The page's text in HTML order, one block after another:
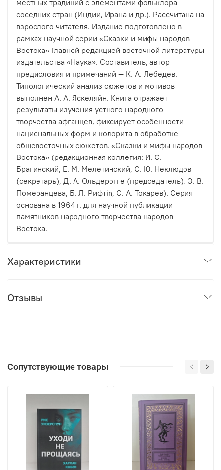
местных традиций с элементами фольклора
соседних стран (Индии, Ирана и др.). Рассчитана на
взрослого читателя. Издание подготовлено в
рамках научной серии «Сказки и мифы народов
Востока» Главной редакцией восточной литературы
издательства «Наука». Составитель, автор
предисловия и примечаний — К. А. Лебедев.
Типологический анализ сюжетов и мотивов
выполнен А. А. Яскеляйн. Книга отражает
результаты изучения устного народного
творчества афганцев, фиксирует особенности
национальных форм и колорита в обработке
общевосточных сюжетов. «Сказки и мифы народов
Востока» (редакционная коллегия: И. С.
Брагинский, Е. М. Мелетинский, С. Ю. Неклюдов
(секретарь), Д. А. Ольдерогге (председатель), Э. В.
Померанцева, Б. Л. Рифтin, С. А. Токарев). Серия
основана в 1964 г. для научной публикации
памятников народного творчества народов
Востока.
Характеристики
Отзывы
Сопутствующие товары